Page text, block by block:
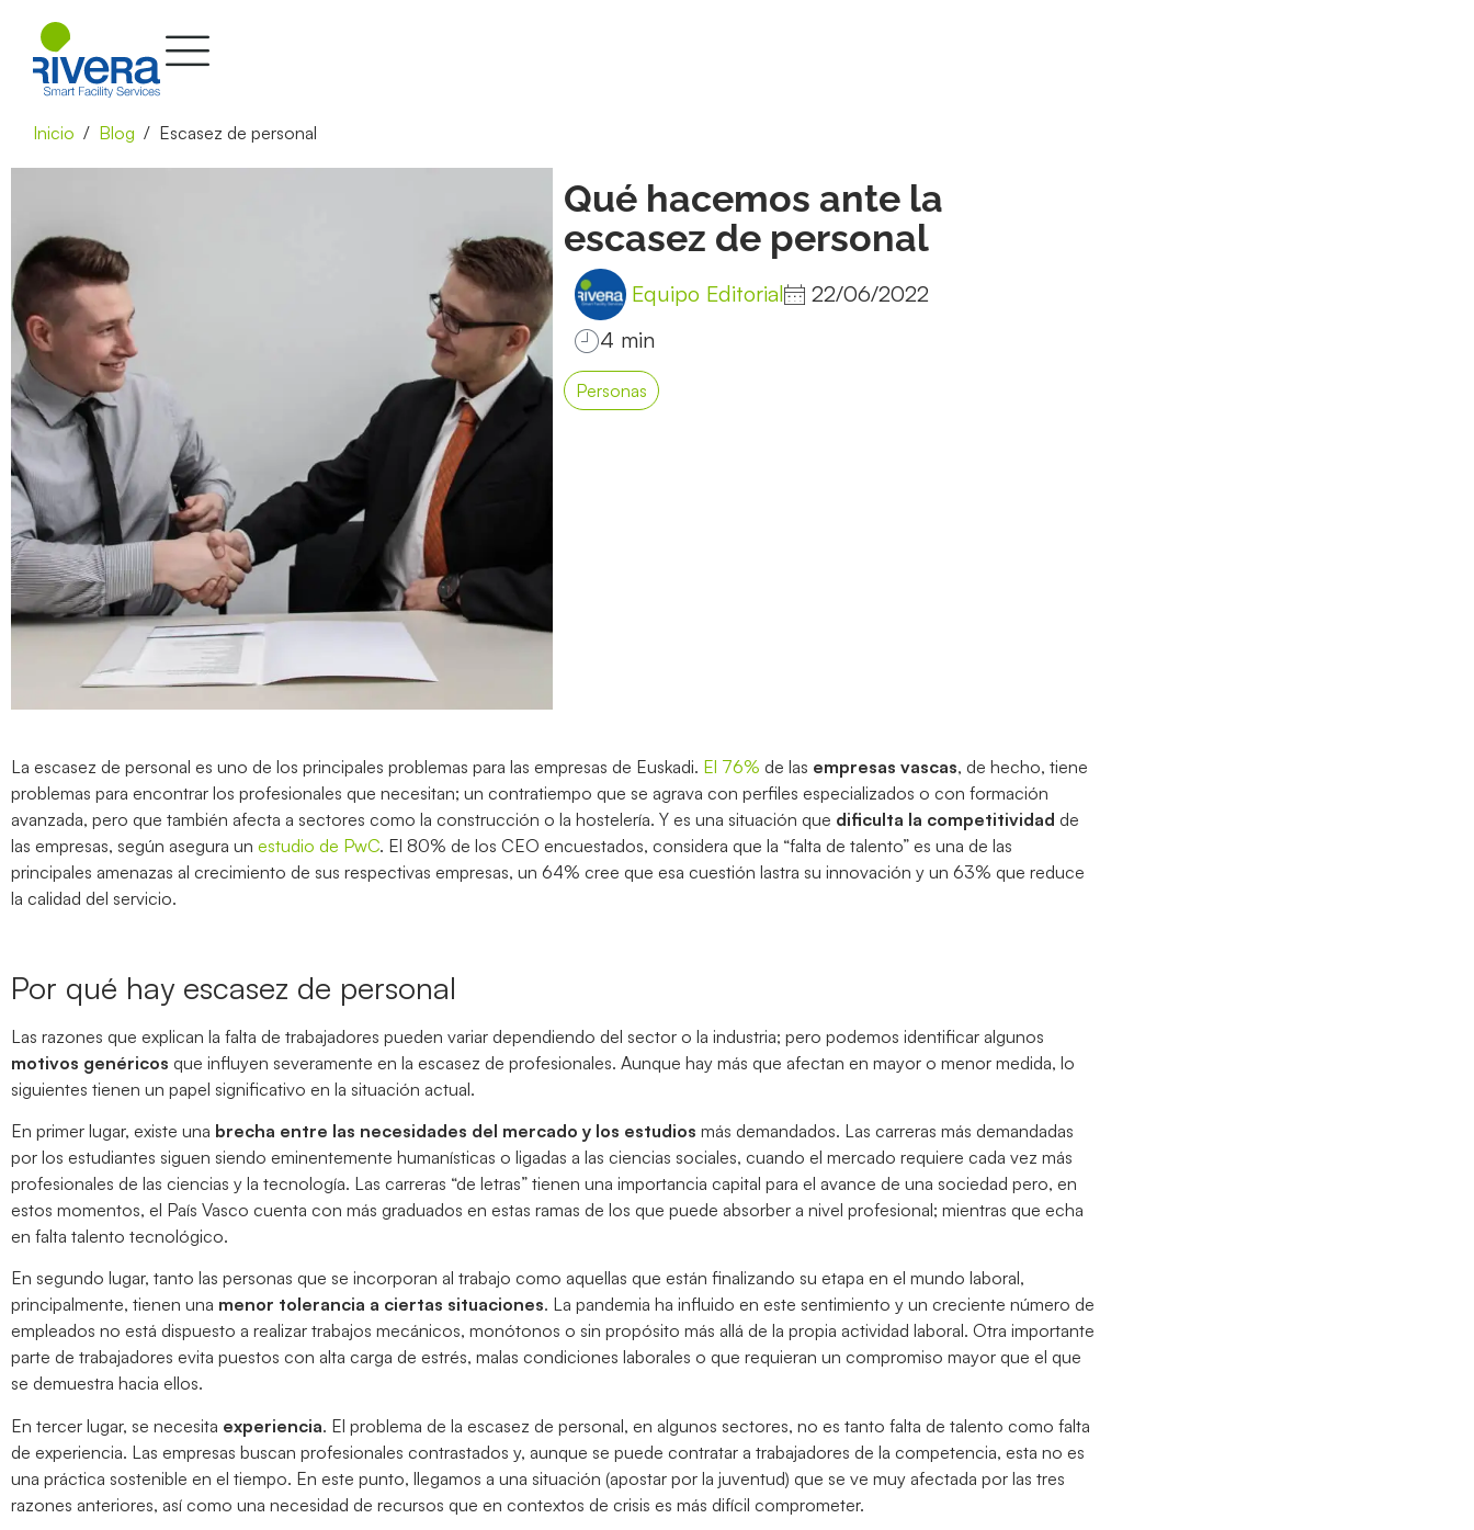
Inicio Blog Escasez de personal
Qué hacemos ante la
escasez de personal
Equipo Editorial 22/06/2022
Personas
La escasez de personal es uno de los principales problemas para las empresas de Euskadi. El 76% de las empresas vascas, de hecho, tiene
problemas para encontrar los profesionales que necesitan; un contratiempo que se agrava con perfiles especializados o con formación
avanzada, pero que también afecta a sectores como la construcción o la hostelería. Y es una situación que dificulta la competitividad de
las empresas, según asegura un estudio de PwC. El 80% de los CEO encuestados, considera que la “falta de talento” es una de las
principales amenazas al crecimiento de sus respectivas empresas, un 64% cree que esa cuestión lastra su innovación y un 63% que reduce
la calidad del servicio.
Por qué hay escasez de personal
Las razones que explican la falta de trabajadores pueden variar dependiendo del sector o la industria; pero podemos identificar algunos
motivos genéricos que influyen severamente en la escasez de profesionales. Aunque hay más que afectan en mayor o menor medida, lo
siguientes tienen un papel significativo en la situación actual.
En primer lugar, existe una brecha entre las necesidades del mercado y los estudios más demandados. Las carreras más demandadas
por los estudiantes siguen siendo eminentemente humanísticas o ligadas a las ciencias sociales, cuando el mercado requiere cada vez más
profesionales de las ciencias y la tecnología. Las carreras “de letras” tienen una importancia capital para el avance de una sociedad pero, en
estos momentos, el País Vasco cuenta con más graduados en estas ramas de los que puede absorber a nivel profesional; mientras que echa
en falta talento tecnológico.
En segundo lugar, tanto las personas que se incorporan al trabajo como aquellas que están finalizando su etapa en el mundo laboral,
principalmente, tienen una menor tolerancia a ciertas situaciones. La pandemia ha influido en este sentimiento y un creciente número de
empleados no está dispuesto a realizar trabajos mecánicos, monótonos o sin propósito más allá de la propia actividad laboral. Otra importante
parte de trabajadores evita puestos con alta carga de estrés, malas condiciones laborales o que requieran un compromiso mayor que el que
se demuestra hacia ellos.
En tercer lugar, se necesita experiencia. El problema de la escasez de personal, en algunos sectores, no es tanto falta de talento como falta
de experiencia. Las empresas buscan profesionales contrastados y, aunque se puede contratar a trabajadores de la competencia, esta no es
una práctica sostenible en el tiempo. En este punto, llegamos a una situación (apostar por la juventud) que se ve muy afectada por las tres
razones anteriores, así como una necesidad de recursos que en contextos de crisis es más difícil comprometer.